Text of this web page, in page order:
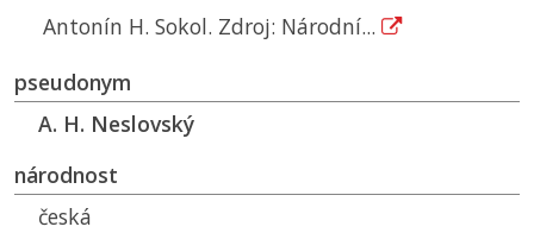
Antonín H. Sokol. Zdroj: Národní...
pseudonym
A. H. Neslovský
národnost
česká